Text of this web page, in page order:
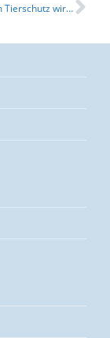
Welpe aus dem Tierschutz wird ruhig durch Tellington Ohren-TTouch